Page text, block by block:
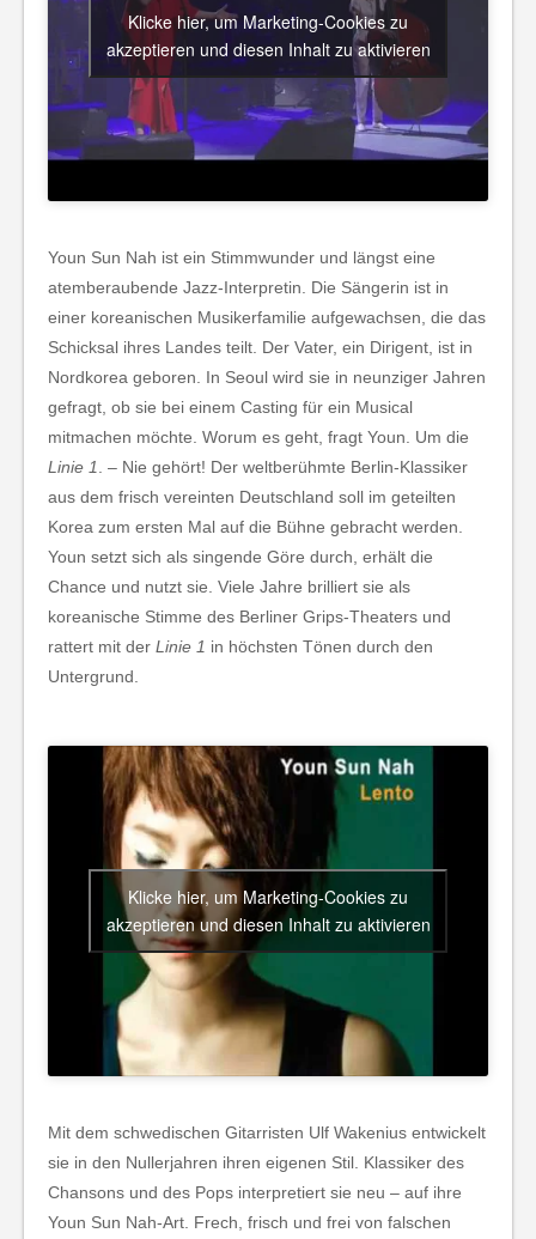
Klicke hier, um Marketing-Cookies zu
akzeptieren und diesen Inhalt zu aktivieren
Youn Sun Nah ist ein Stimmwunder und längst eine
atemberaubende Jazz-Interpretin. Die Sängerin ist in
einer koreanischen Musikerfamilie aufgewachsen, die das
Schicksal ihres Landes teilt. Der Vater, ein Dirigent, ist in
Nordkorea geboren. In Seoul wird sie in neunziger Jahren
gefragt, ob sie bei einem Casting für ein Musical
mitmachen möchte. Worum es geht, fragt Youn. Um die
Linie 1
. – Nie gehört! Der weltberühmte Berlin-Klassiker
aus dem frisch vereinten Deutschland soll im geteilten
Korea zum ersten Mal auf die Bühne gebracht werden.
Youn setzt sich als singende Göre durch, erhält die
Chance und nutzt sie. Viele Jahre brilliert sie als
koreanische Stimme des Berliner Grips-Theaters und
rattert mit der Linie 1 in höchsten Tönen durch den
Untergrund.
Klicke hier, um Marketing-Cookies zu
akzeptieren und diesen Inhalt zu aktivieren
Mit dem schwedischen Gitarristen Ulf Wakenius entwickelt
sie in den Nullerjahren ihren eigenen Stil. Klassiker des
Chansons und des Pops interpretiert sie neu – auf ihre
Youn Sun Nah-Art. Frech, frisch und frei von falschen